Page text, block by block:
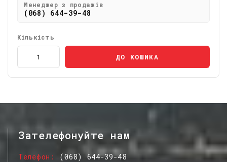
Менеджер з продажів
(068) 644-39-48
Кількість
ДО КОШИКА
Зателефонуйте нам
Телефон
(068) 644-39-48